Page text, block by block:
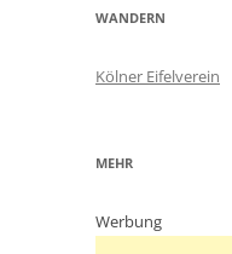
WANDERN
Kölner Eifelverein
MEHR
Werbung